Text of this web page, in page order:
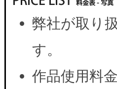
弊社が取り
す。
作品使用料